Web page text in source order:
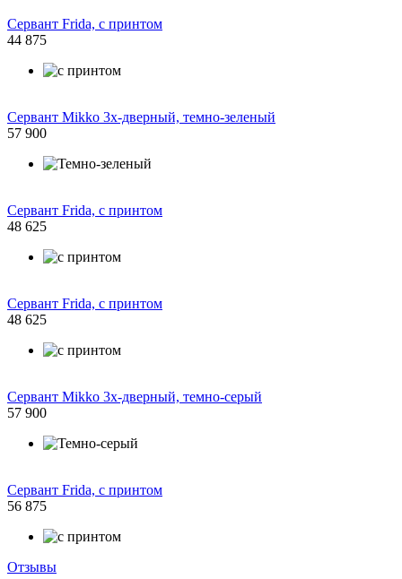
Сервант Frida, с принтом
44 875
Сервант Mikko 3х-дверный, темно-зеленый
57 900
Сервант Frida, с принтом
48 625
Сервант Frida, с принтом
48 625
Сервант Mikko 3х-дверный, темно-серый
57 900
Сервант Frida, с принтом
56 875
Отзывы